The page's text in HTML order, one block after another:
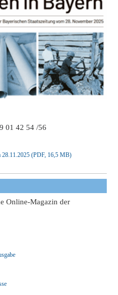
01 42 54 /56
28.11.2025 (PDF, 16,5 MB)
Online-Magazin der